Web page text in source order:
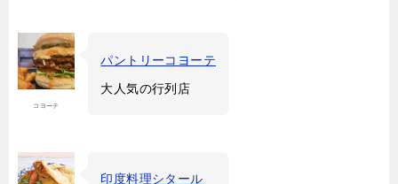
コヨーテ
パントリーコヨーテ
大人気の行列店
印度料理シタール